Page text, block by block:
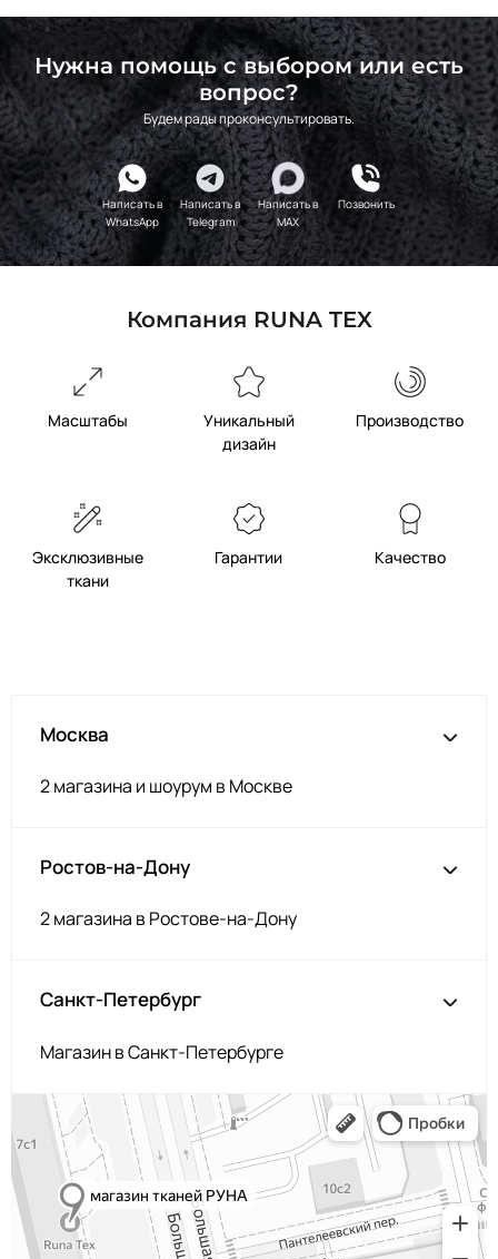
Нужна помощь с выбором или есть
вопрос?
Будем рады проконсультировать.
Написать в
WhatsApp
Написать в
Telegram
Написать в
MAX
Позвонить
Компания RUNA TEX
Масштабы
Уникальный
дизайн
Производство
Эксклюзивные
ткани
Гарантии Качество
Москва
2 магазина и шоурум в Москве
Ростов-на-Дону
2 магазина в Ростове-на-Дону
Санкт-Петербург
Магазин в Санкт-Петербурге